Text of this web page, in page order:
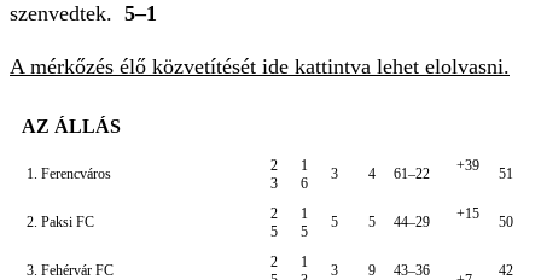
szenvedtek. 5–1
A mérkőzés élő közvetítését ide kattintva lehet elolvasni.
1. Ferencváros
2
3
1
6
3 4 61–22 +39 51
2. Paksi FC
2
5
1
5
5 5 44–29 +15 50
3. Fehérvár FC
2
1
3 9 43–36 42
AZ ÁLLÁS